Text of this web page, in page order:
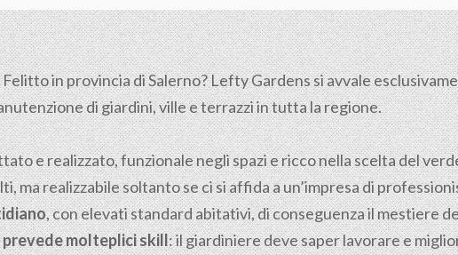
in provincia diSalerno? Lefty Gardens si avvale
di giardini, ville e terrazzi in tutta la regione.
e realizzato, funzionale negli spazi e ricco nella scelta del
ma realizzabile soltanto se ci si affida a un’impresa di
, con elevati standard abitativi, di conseguenza il mestiere
prevede molteplici skill: il giardiniere deve saper lavorare e